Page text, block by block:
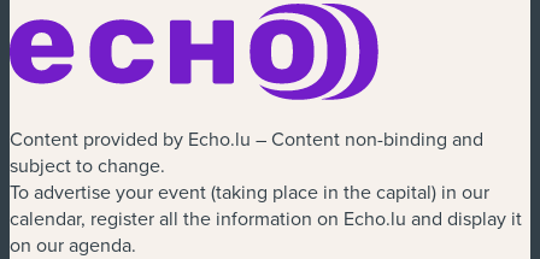
Content provided by Echo.lu – Content non-binding and
subject to change.
To advertise your event (taking place in the capital) in our
calendar, register all the information on Echo.lu and display it
on our agenda.